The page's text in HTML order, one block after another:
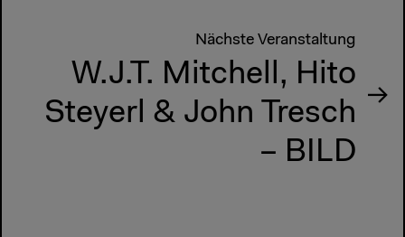
Nächste Veranstaltung
W.J.T. Mitchell, Hito
Steyerl & John Tresch
– BILD